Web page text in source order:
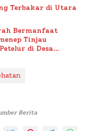
Terbakar di Utara
Bermanfaat
Tinjau
di Desa
Berita